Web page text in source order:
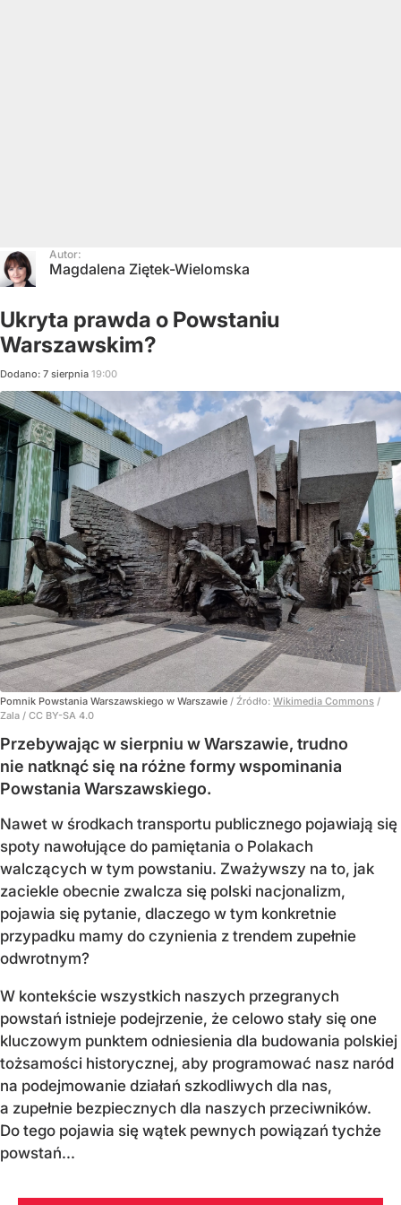
Autor:
Magdalena Ziętek-Wielomska
Ukryta prawda o Powstaniu
Warszawskim?
Dodano: 7 sierpnia 19:00
Pomnik Powstania Warszawskiego w Warszawie / Źródło: Wikimedia Commons /
Zala / CC BY-SA 4.0
Przebywając w sierpniu w Warszawie, trudno
nie natknąć się na różne formy wspominania
Powstania Warszawskiego.
Nawet w środkach transportu publicznego pojawiają się
spoty nawołujące do pamiętania o Polakach
walczących w tym powstaniu. Zważywszy na to, jak
zaciekle obecnie zwalcza się polski nacjonalizm,
pojawia się pytanie, dlaczego w tym konkretnie
przypadku mamy do czynienia z trendem zupełnie
odwrotnym?
W kontekście wszystkich naszych przegranych
powstań istnieje podejrzenie, że celowo stały się one
kluczowym punktem odniesienia dla budowania polskiej
tożsamości historycznej, aby programować nasz naród
na podejmowanie działań szkodliwych dla nas,
a zupełnie bezpiecznych dla naszych przeciwników.
Do tego pojawia się wątek pewnych powiązań tychże
powstań...